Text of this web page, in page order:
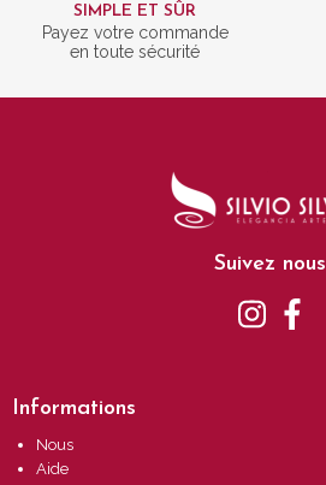
SIMPLE ET SÛR
Payez votre commande
en toute sécurité
Suivez nous
Informations
Nous
Aide